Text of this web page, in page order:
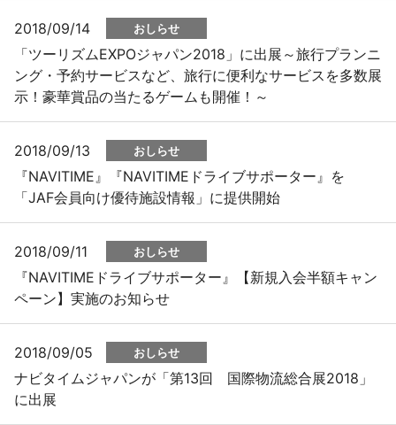
2018/09/14 おしらせ
「ツーリズムEXPOジャパン2018」に出展～旅行プランニ
ング・予約サービスなど、旅行に便利なサービスを多数展
示！豪華賞品の当たるゲームも開催！～
2018/09/13 おしらせ
『NAVITIME』『NAVITIMEドライブサポーター』を
「JAF会員向け優待施設情報」に提供開始
2018/09/11 おしらせ
『NAVITIMEドライブサポーター』【新規入会半額キャン
ペーン】実施のお知らせ
2018/09/05 おしらせ
ナビタイムジャパンが「第13回 国際物流総合展2018」
に出展